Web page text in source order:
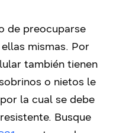
de preocuparse
mismas. Por
también tienen
o nietos le
la cual se debe
Busque